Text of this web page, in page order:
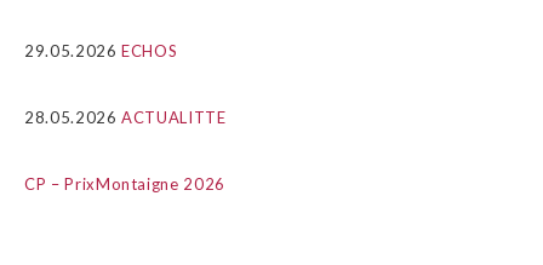
29.05.2026ECHOS
28.05.2026ACTUALITTE
CP – PrixMontaigne 2026